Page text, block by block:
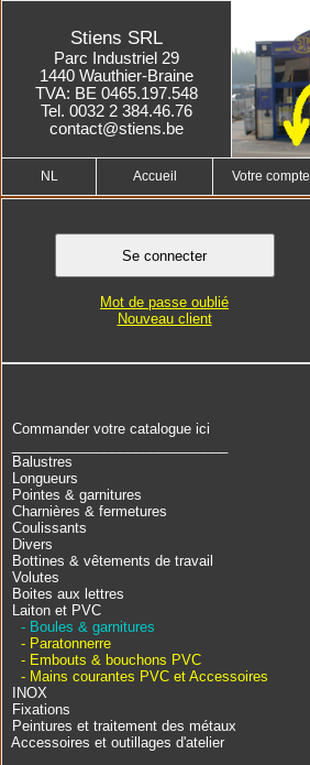
Stiens SRL
Parc Industriel 29
1440 Wauthier-Braine
TVA: BE 0465.197.548
Tel. 0032 2 384.46.76
contact@stiens.be
NL Accueil Votre compte
Commander votre catalogue ici
Balustres
Longueurs
Pointes & garnitures
Charnières & fermetures
Coulissants
Divers
Bottines & vêtements de travail
Volutes
Boites aux lettres
Laiton et PVC
- Boules & garnitures
- Paratonnerre
- Embouts & bouchons PVC
- Mains courantes PVC et Accessoires
INOX
Fixations
Peintures et traitement des métaux
Accessoires et outillages d'atelier
Mot de passe oublié
Nouveau client